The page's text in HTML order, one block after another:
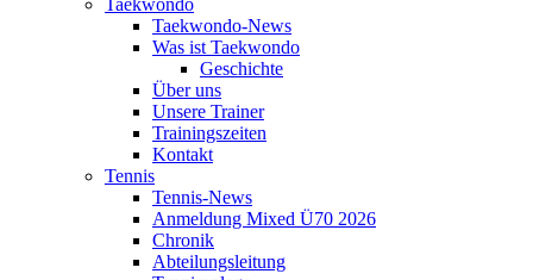
Taekwondo
Taekwondo-News
Was ist Taekwondo
Geschichte
Über uns
Unsere Trainer
Trainingszeiten
Kontakt
Tennis
Tennis-News
Anmeldung Mixed Ü70 2026
Chronik
Abteilungsleitung